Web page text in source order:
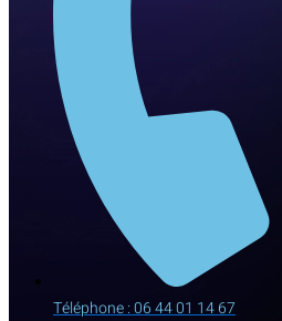
Téléphone : 06 44 01 14 67